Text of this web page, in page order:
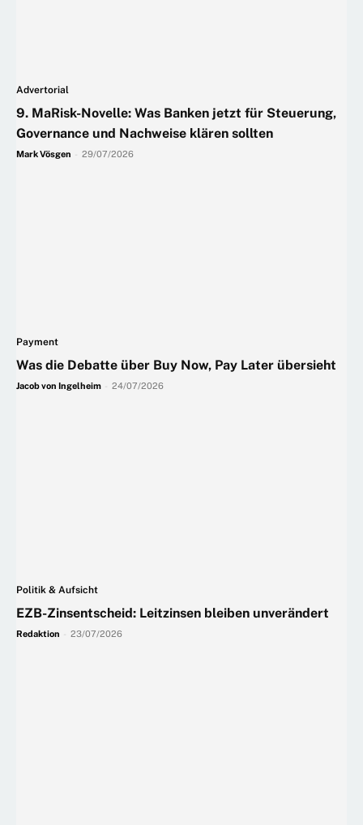
Advertorial
9. MaRisk-Novelle: Was Banken jetzt für Steuerung,
Governance und Nachweise klären sollten
Mark Vösgen 29/07/2026
Payment
Was die Debatte über Buy Now, Pay Later übersieht
Jacob von Ingelheim 24/07/2026
Politik & Aufsicht
EZB-Zinsentscheid: Leitzinsen bleiben unverändert
Redaktion 23/07/2026